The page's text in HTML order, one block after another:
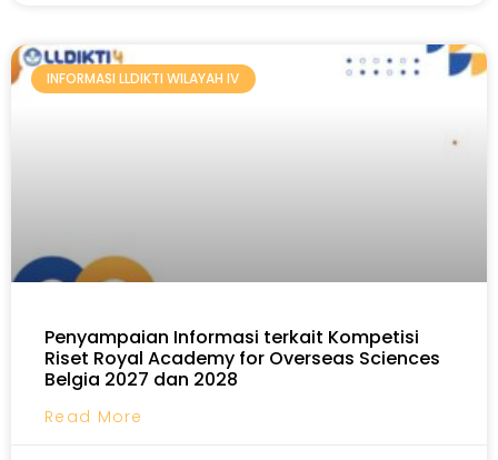
INFORMASI LLDIKTI WILAYAH IV
Penyampaian Informasi terkait Kompetisi
Riset Royal Academy for Overseas Sciences
Belgia 2027 dan 2028
Read More